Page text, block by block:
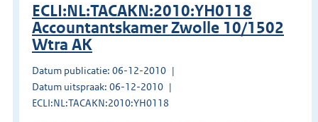
ECLI:NL:TACAKN:2010:YH0118
Accountantskamer Zwolle 10/1502
Wtra AK
Datum publicatie: 06-12-2010
Datum uitspraak: 06-12-2010
ECLI:NL:TACAKN:2010:YH0118